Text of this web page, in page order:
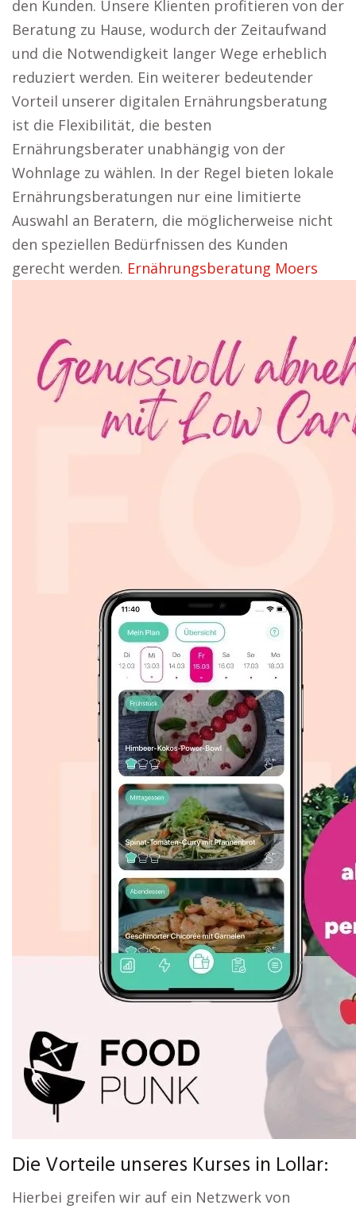
den Kunden. Unsere Klienten profitieren von der
Beratung zu Hause, wodurch der Zeitaufwand
und die Notwendigkeit langer Wege erheblich
reduziert werden. Ein weiterer bedeutender
Vorteil unserer digitalen Ernährungsberatung
ist die Flexibilität, die besten
Ernährungsberater unabhängig von der
Wohnlage zu wählen. In der Regel bieten lokale
Ernährungsberatungen nur eine limitierte
Auswahl an Beratern, die möglicherweise nicht
den speziellen Bedürfnissen des Kunden
gerecht werden. Ernährungsberatung Moers
Die Vorteile unseres Kurses in Lollar:
Hierbei greifen wir auf ein Netzwerk von